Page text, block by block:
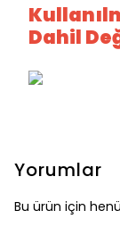
Dahil
Yorumlar
Bu ürün için